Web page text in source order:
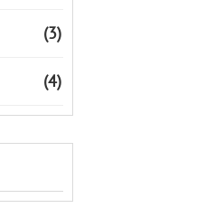
(3)
(4)